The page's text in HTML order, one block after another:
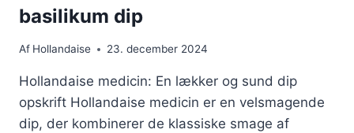
basilikum dip
Af Hollandaise 23. december 2024
Hollandaise medicin: En lækker og sund dip
opskrift Hollandaise medicin er en velsmagende
dip, der kombinerer de klassiske smage af